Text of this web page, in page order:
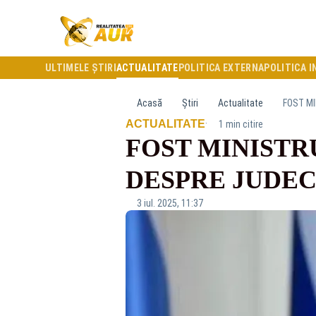
ULTIMELE ȘTIRI ACTUALITATE POLITICA EXTERNAPOLITICA
Acasă Știri Actualitate FOST
ACTUALITATE· 1 min citire
FOST
DESPRE
3 iul. 2025, 11:37